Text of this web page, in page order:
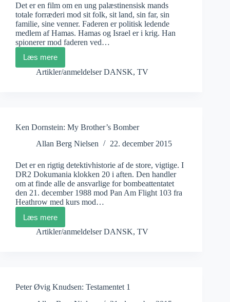
Det er en film om en ung palæstinensisk mands
totale forræderi mod sit folk, sit land, sin far, sin
familie, sine venner. Faderen er politisk ledende
medlem af Hamas. Hamas og Israel er i krig. Han
spionerer mod faderen ved…
Læs mere
Nadav
Shirman:
Artikler/anmeldelser DANSK, TV
Ken Dornstein: My Brother’s Bomber
Allan Berg Nielsen
22. december 2015
Det er en rigtig detektivhistorie af de store, vigtige. I
DR2 Dokumania klokken 20 i aften. Den handler
om at finde alle de ansvarlige for bombeattentatet
den 21. december 1988 mod Pan Am Flight 103 fra
Heathrow med kurs mod…
Læs mere
Ken
Dornstein:
Artikler/anmeldelser DANSK, TV
Peter Øvig Knudsen: Testamentet 1